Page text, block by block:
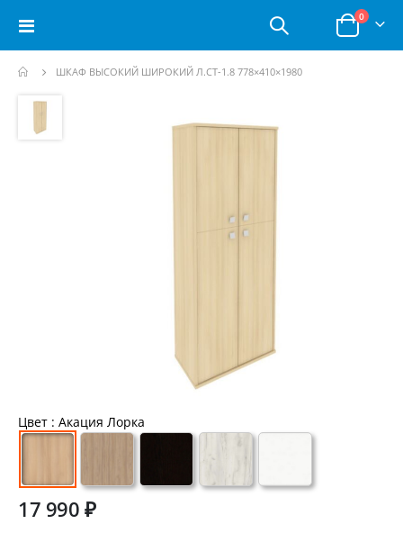
Toggle
Корзина
0позиции
ШКАФ ВЫСОКИЙ ШИРОКИЙ Л.СТ-1.8 778×410×1980
Пропустить
перейти
Цвет : Акация Лорка
17 990 ₽